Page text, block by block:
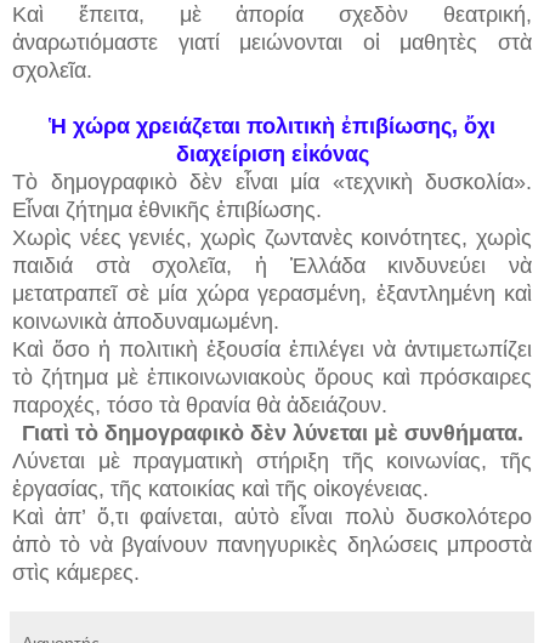
Καὶ ἔπειτα, μὲ ἀπορία σχεδὸν θεατρική,
ἀναρωτιόμαστε γιατί μειώνονται οἱ μαθητὲς στὰ
σχολεῖα.
Ἡ χώρα χρειάζεται πολιτικὴ ἐπιβίωσης, ὄχι
διαχείριση εἰκόνας
Τὸ δημογραφικὸ δὲν εἶναι μία «τεχνικὴ δυσκολία».
Εἶναι ζήτημα ἐθνικῆς ἐπιβίωσης.
Χωρὶς νέες γενιές, χωρὶς ζωντανὲς κοινότητες, χωρὶς
παιδιά στὰ σχολεῖα, ἡ Ἑλλάδα κινδυνεύει νὰ
μετατραπεῖ σὲ μία χώρα γερασμένη, ἐξαντλημένη καὶ
κοινωνικὰ ἀποδυναμωμένη.
Καὶ ὅσο ἡ πολιτικὴ ἐξουσία ἐπιλέγει νὰ ἀντιμετωπίζει
τὸ ζήτημα μὲ ἐπικοινωνιακοὺς ὅρους καὶ πρόσκαιρες
παροχές, τόσο τὰ θρανία θὰ ἀδειάζουν.
Γιατὶ τὸ δημογραφικὸ δὲν λύνεται μὲ συνθήματα.
Λύνεται μὲ πραγματικὴ στήριξη τῆς κοινωνίας, τῆς
ἐργασίας, τῆς κατοικίας καὶ τῆς οἰκογένειας.
Καὶ ἀπ’ ὅ,τι φαίνεται, αὐτὸ εἶναι πολὺ δυσκολότερο
ἀπὸ τὸ νὰ βγαίνουν πανηγυρικὲς δηλώσεις μπροστὰ
στὶς κάμερες.